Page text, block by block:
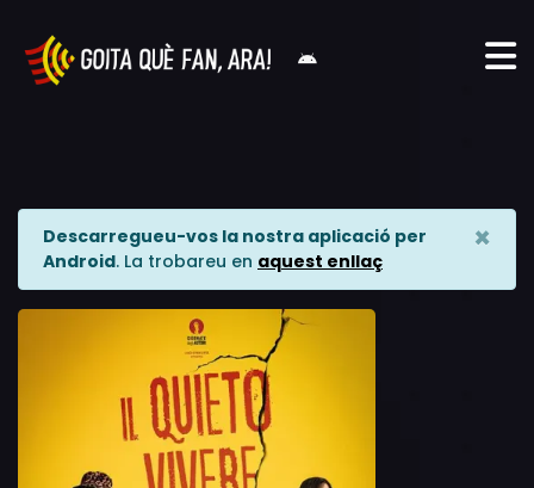
Descarregueu-vos la nostra aplicació per
Android. La trobareu en aquest enllaç
×